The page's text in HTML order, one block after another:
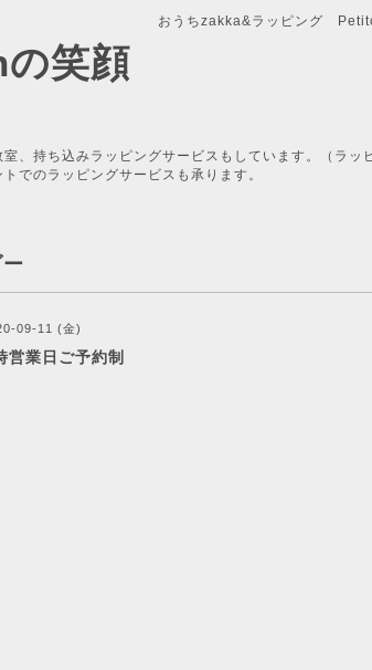
おうちzakka&ラッピング
笑顔
、持ち込みラッピングサービスもしています。（ラッ
でのラッピングサービスも承ります。
09-11 (金)
営業日ご予約制